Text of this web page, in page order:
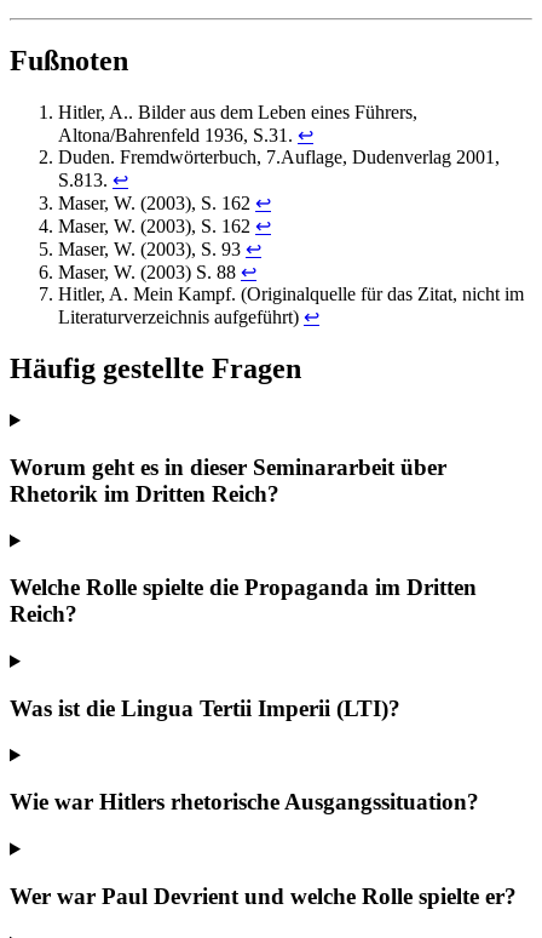
Fußnoten
Hitler, A.. Bilder aus dem Leben eines Führers,
Altona/Bahrenfeld 1936, S.31. ↩
Duden. Fremdwörterbuch, 7.Auflage, Dudenverlag 2001,
S.813. ↩
Maser, W. (2003), S. 162 ↩
Maser, W. (2003), S. 162 ↩
Maser, W. (2003), S. 93 ↩
Maser, W. (2003) S. 88 ↩
Hitler, A. Mein Kampf. (Originalquelle für das Zitat, nicht im
Literaturverzeichnis aufgeführt) ↩
Häufig gestellte Fragen
Worum geht es in dieser Seminararbeit über
Rhetorik im Dritten Reich?
Welche Rolle spielte die Propaganda im Dritten
Reich?
Was ist die Lingua Tertii Imperii (LTI)?
Wie war Hitlers rhetorische Ausgangssituation?
Wer war Paul Devrient und welche Rolle spielte er?